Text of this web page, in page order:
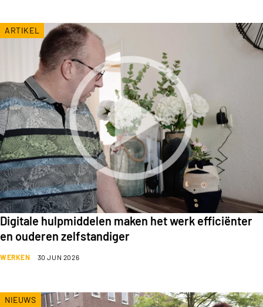
WERKEN 30 JUN 2026
Digitale hulpmiddelen maken het werk efficiënter
en ouderen zelfstandiger
ARTIKEL
NIEUWS